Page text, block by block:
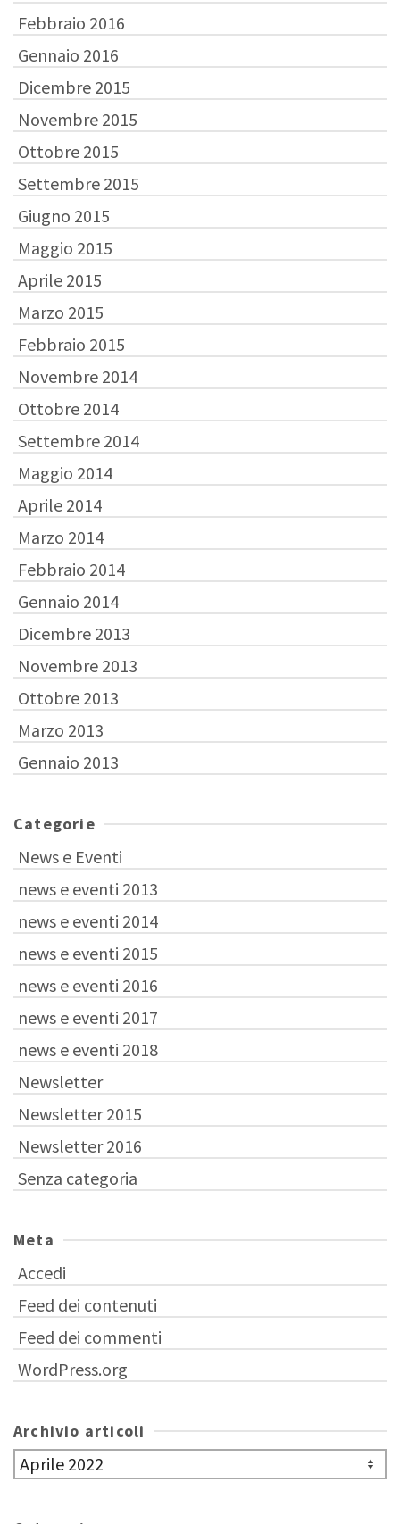
Febbraio 2016
Gennaio 2016
Dicembre 2015
Novembre 2015
Ottobre 2015
Settembre 2015
Giugno 2015
Maggio 2015
Aprile 2015
Marzo 2015
Febbraio 2015
Novembre 2014
Ottobre 2014
Settembre 2014
Maggio 2014
Aprile 2014
Marzo 2014
Febbraio 2014
Gennaio 2014
Dicembre 2013
Novembre 2013
Ottobre 2013
Marzo 2013
Gennaio 2013
Categorie
News e Eventi
news e eventi 2013
news e eventi 2014
news e eventi 2015
news e eventi 2016
news e eventi 2017
news e eventi 2018
Newsletter
Newsletter 2015
Newsletter 2016
Senza categoria
Meta
Accedi
Feed dei contenuti
Feed dei commenti
WordPress.org
Archivio articoli
Archivio
articoli